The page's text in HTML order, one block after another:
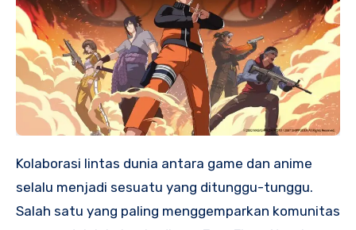
Kolaborasi lintas dunia antara game dan anime
selalu menjadi sesuatu yang ditunggu-tunggu.
Salah satu yang paling menggemparkan komunitas